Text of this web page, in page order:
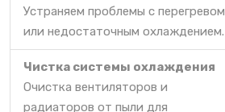
Устраняем проблемы с перегревом
или недостаточным охлаждением.
Чистка системы охлаждения
Очистка вентиляторов и
радиаторов от пыли для